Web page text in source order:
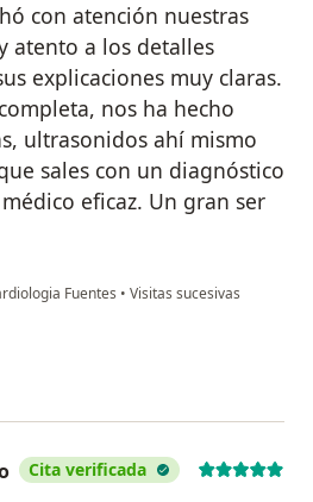
con atención nuestras
atento a los detalles
explicaciones muy claras.
nos ha hecho
ultrasonidos ahí mismo
sales con un diagnóstico
eficaz. Un gran ser
Fuentes • Visitas sucesivas
Cita verificada